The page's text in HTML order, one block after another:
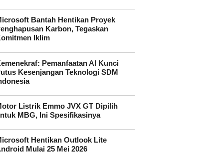
Bantah Hentikan Proyek
Karbon, Tegaskan
Iklim
Pemanfaatan AI Kunci
Kesenjangan Teknologi SDM
Listrik Emmo JVX GT Dipilih
MBG, Ini Spesifikasinya
Hentikan Outlook Lite
Mulai 25 Mei 2026